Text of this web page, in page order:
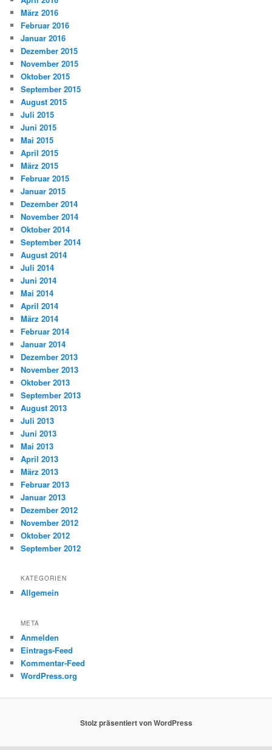
März 2016
Februar 2016
Januar 2016
Dezember 2015
November 2015
Oktober 2015
September 2015
August 2015
Juli 2015
Juni 2015
Mai 2015
April 2015
März 2015
Februar 2015
Januar 2015
Dezember 2014
November 2014
Oktober 2014
September 2014
August 2014
Juli 2014
Juni 2014
Mai 2014
April 2014
März 2014
Februar 2014
Januar 2014
Dezember 2013
November 2013
Oktober 2013
September 2013
August 2013
Juli 2013
Juni 2013
Mai 2013
April 2013
März 2013
Februar 2013
Januar 2013
Dezember 2012
November 2012
Oktober 2012
September 2012
KATEGORIEN
Allgemein
META
Anmelden
Eintrags-Feed
Kommentar-Feed
WordPress.org
Stolz präsentiert von WordPress